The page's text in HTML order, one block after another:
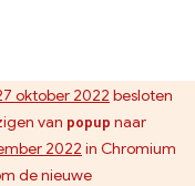
oktober 2022 besloten
van popup naar
2022 in Chromium
de nieuwe